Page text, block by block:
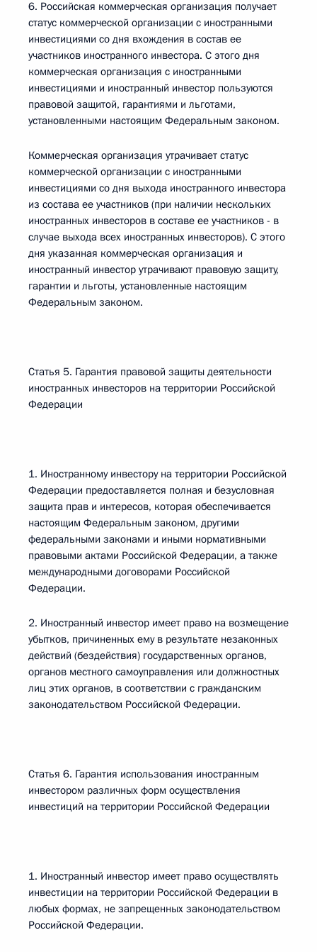
6. Российская коммерческая организация получает
статус коммерческой организации с иностранными
инвестициями со дня вхождения в состав ее
участников иностранного инвестора. С этого дня
коммерческая организация с иностранными
инвестициями и иностранный инвестор пользуются
правовой защитой, гарантиями и льготами,
установленными настоящим Федеральным законом.
Коммерческая организация утрачивает статус
коммерческой организации с иностранными
инвестициями со дня выхода иностранного инвестора
из состава ее участников (при наличии нескольких
иностранных инвесторов в составе ее участников - в
случае выхода всех иностранных инвесторов). С этого
дня указанная коммерческая организация и
иностранный инвестор утрачивают правовую защиту,
гарантии и льготы, установленные настоящим
Федеральным законом.
Статья 5. Гарантия правовой защиты деятельности
иностранных инвесторов на территории Российской
Федерации
1. Иностранному инвестору на территории Российской
Федерации предоставляется полная и безусловная
защита прав и интересов, которая обеспечивается
настоящим Федеральным законом, другими
федеральными законами и иными нормативными
правовыми актами Российской Федерации, а также
международными договорами Российской
Федерации.
2. Иностранный инвестор имеет право на возмещение
убытков, причиненных ему в результате незаконных
действий (бездействия) государственных органов,
органов местного самоуправления или должностных
лиц этих органов, в соответствии с гражданским
законодательством Российской Федерации.
Статья 6. Гарантия использования иностранным
инвестором различных форм осуществления
инвестиций на территории Российской Федерации
1. Иностранный инвестор имеет право осуществлять
инвестиции на территории Российской Федерации в
любых формах, не запрещенных законодательством
Российской Федерации.